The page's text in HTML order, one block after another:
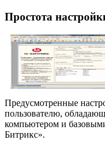
Простота
Предусмотренные
пользователю,
компьютером и
Битрикс».